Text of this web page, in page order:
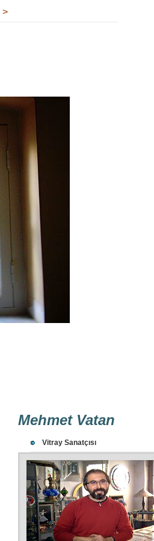
>
Mehmet Vatan
Vitray Sanatçısı